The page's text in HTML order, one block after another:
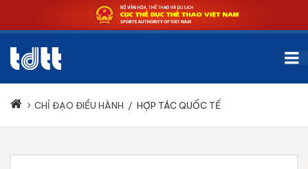
CHỈ ĐẠO ĐIỀU HÀNH / HỢP TÁC QUỐC TẾ